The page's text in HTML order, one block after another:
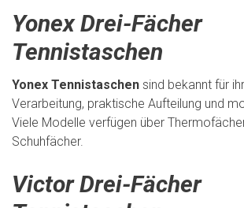
Yonex Drei-Fächer
Tennistaschen
Yonex Tennistaschen sind bekannt für
Verarbeitung, praktische Aufteilung und
Viele Modelle verfügen über
Schuhfächer.
Victor Drei-Fächer